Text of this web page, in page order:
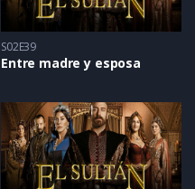
S02E39
Entre madre y esposa